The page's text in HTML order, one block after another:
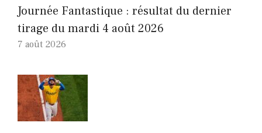
Journée Fantastique : résultat du dernier
tirage du mardi 4 août 2026
7 août 2026